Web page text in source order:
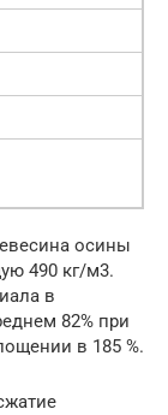
осины
490 кг/м3.
в
82% при
в 185 %.